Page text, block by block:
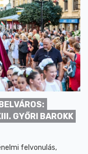
GYŐRI BAROKK
felvonulás,